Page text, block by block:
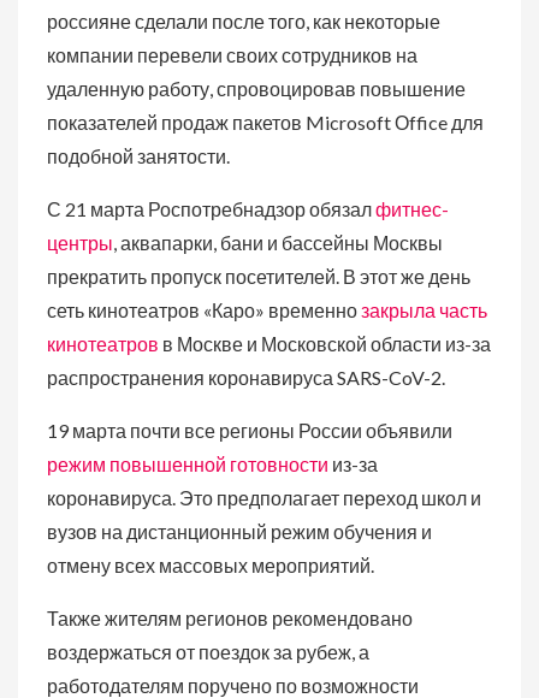
россияне сделали после того, как некоторые
компании перевели своих сотрудников на
удаленную работу, спровоцировав повышение
показателей продаж пакетов Microsoft Оffice для
подобной занятости.
С 21 марта Роспотребнадзор обязалфитнес-
центры, аквапарки, бани и бассейны Москвы
прекратить пропуск посетителей. В этот же день
сеть кинотеатров «Каро» временнозакрыла часть
кинотеатров в Москве и Московской области из-за
распространения коронавируса SARS-CoV-2.
19 марта почти все регионы России объявили
режим повышенной готовности из-за
коронавируса. Это предполагает переход школ и
вузов на дистанционный режим обучения и
отмену всех массовых мероприятий.
Также жителям регионов рекомендовано
воздержаться от поездок за рубеж, а
работодателям поручено по возможности